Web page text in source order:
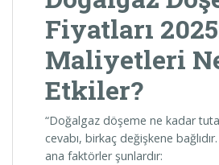
Fiyatları
Maliyetleri
Etkiler?
“Doğalgaz döşeme ne kadar
cevabı, birkaç değişkene
ana faktörler şunlardır: